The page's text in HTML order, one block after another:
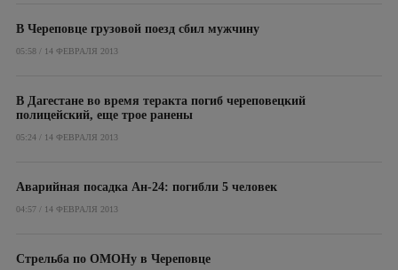
В Череповце грузовой поезд сбил мужчину
05:58 / 14 ФЕВРАЛЯ 2013
В Дагестане во время теракта погиб череповецкий
полицейский, еще трое ранены
05:24 / 14 ФЕВРАЛЯ 2013
Аварийная посадка Ан-24: погибли 5 человек
04:57 / 14 ФЕВРАЛЯ 2013
Стрельба по ОМОНу в Череповце